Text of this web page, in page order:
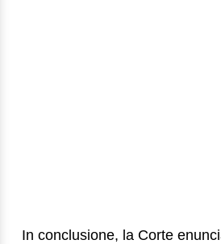
In conclusione, la Corte